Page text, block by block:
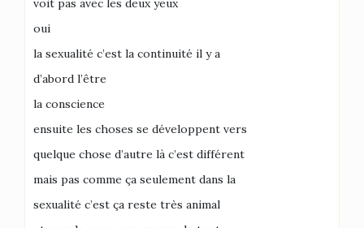
voit pas avec les deux yeux
oui
la sexualité c’est la continuité il y a
d’abord l’être
la conscience
ensuite les choses se développent vers
quelque chose d’autre là c’est différent
mais pas comme ça seulement dans la
sexualité c’est ça reste très animal